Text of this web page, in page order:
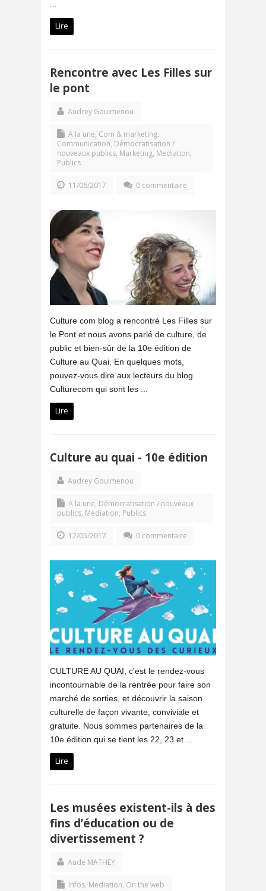
Lire
Rencontre avec Les Filles sur
le pont
Audrey Gouimenou
A la une, Com & marketing,
Communication, Démocratisation /
nouveaux publics, Marketing, Mediation,
Publics
11/06/2017 0 commentaire
Culture com blog a rencontré Les Filles sur
le Pont et nous avons parlé de culture, de
public et bien-sûr de la 10e édition de
Culture au Quai. En quelques mots,
pouvez-vous dire aux lecteurs du blog
Culturecom qui sont les ...
Lire
Culture au quai - 10e édition
Audrey Gouimenou
A la une, Démocratisation / nouveaux
publics, Mediation, Publics
12/05/2017 0 commentaire
CULTURE AU QUAI, c’est le rendez-vous
incontournable de la rentrée pour faire son
marché de sorties, et découvrir la saison
culturelle de façon vivante, conviviale et
gratuite. Nous sommes partenaires de la
10e édition qui se tient les 22, 23 et ...
Lire
Les musées existent-ils à des
fins d’éducation ou de
divertissement ?
Aude MATHEY
Infos, Mediation, On the web